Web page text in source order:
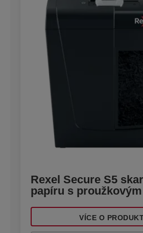
Rexel Secure S5
papíru s
VÍCE O